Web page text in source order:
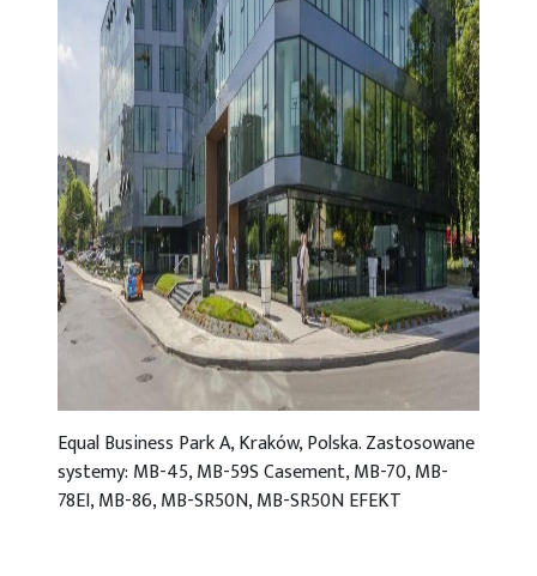
Equal Business Park A, Kraków, Polska. Zastosowane
systemy: MB-45, MB-59S Casement, MB-70, MB-
78EI, MB-86, MB-SR50N, MB-SR50N EFEKT